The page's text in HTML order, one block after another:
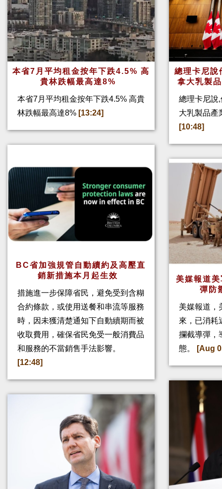
本省7月平均租金按年下跌4.5% 高
貴林跌幅最高達8%
本省7月平均租金按年下跌4.5% 高貴
林跌幅最高達8% [13:24]
BC省加強規管自動續約及高壓直
銷新措施本月起生效
措施進一步保障省民，避免受到含糊
合約條款，或使用送餐和串流等服務
時，因未獲清楚通知下自動續期而被
收取費用，確保省民免受一般消費品
和服務的不當銷售手法影響。
[12:48]
總理卡尼
拿大乳製
總理卡尼說
大乳製品產
[10:48]
美媒報道
彈防
美媒報道，
來，已消耗
攔截導彈，
態。
[Aug